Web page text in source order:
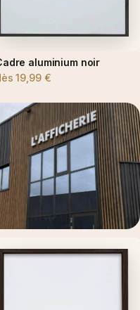
aluminium noir
19,99 €